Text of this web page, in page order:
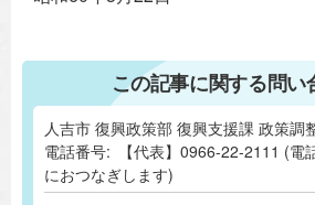
この記事に関する問い
人吉市 復興政策部 復興支援課 政策調
電話番号:
【代表】0966-22-2111 (電
におつなぎします)